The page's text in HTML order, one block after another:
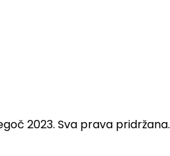
2023. Sva prava pridržana.